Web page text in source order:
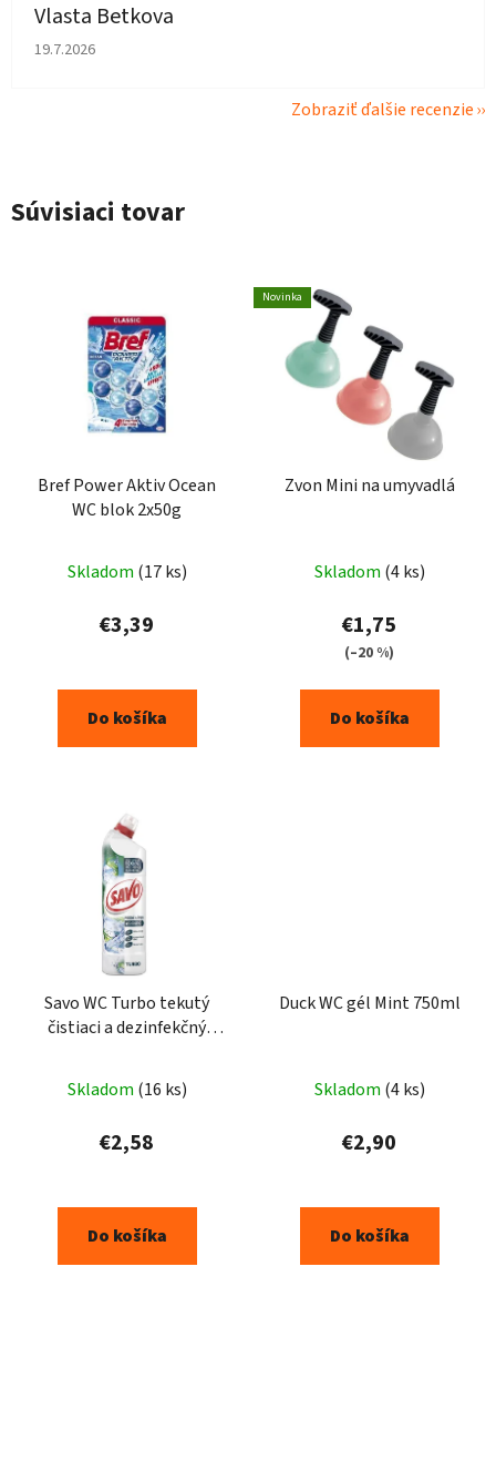
Vlasta Betkova
Hodnotenie obchodu je 5 z 5 hviezdičiek.
19.7.2026
Zobraziť ďalšie recenzie
Súvisiaci tovar
Bref Power Aktiv Ocean
WC blok 2x50g
Skladom (17 ks)
€3,39
Do košíka
Novinka
Zvon Mini na umyvadlá
Skladom (4 ks)
€1,75
(–20 %)
Do košíka
Savo WC Turbo tekutý
čistiaci a dezinfekčný
Skladom (16 ks)
€2,58
Do košíka
Duck WC gél Mint 750ml
Skladom (4 ks)
€2,90
Do košíka